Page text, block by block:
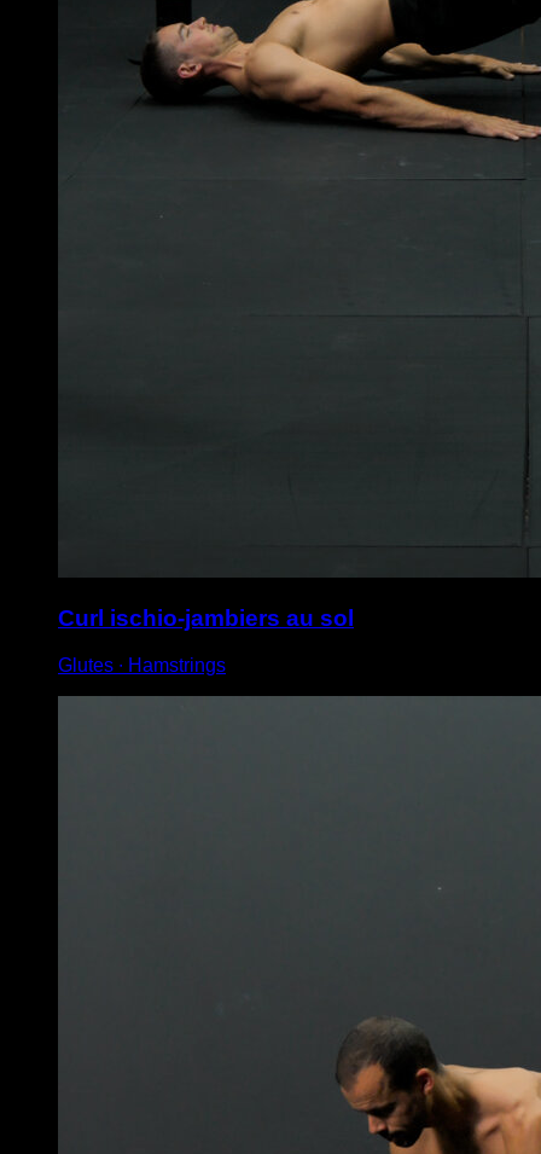
Curl ischio-jambiers au sol
Glutes ∙ Hamstrings